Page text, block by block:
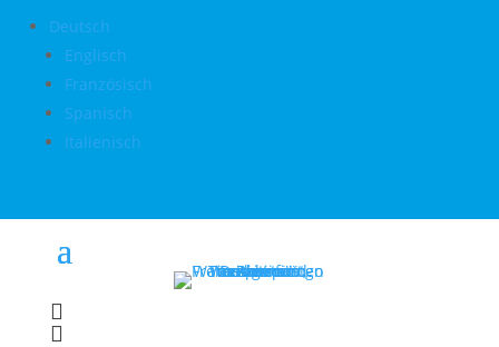
Deutsch
Englisch
Französisch
Spanisch
Italienisch

